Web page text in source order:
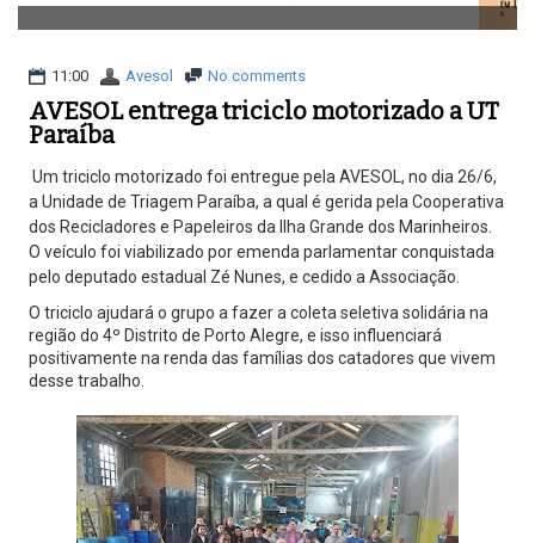
v
i
a
t
i
11:00 Avesol No comments
AVESOL entrega triciclo motorizado a UT
Paraíba
Um triciclo motorizado foi entregue pela AVESOL, no dia 26/6,
a Unidade de Triagem Paraíba, a qual é gerida pela Cooperativa
dos Recicladores e Papeleiros da Ilha Grande dos Marinheiros
O veículo foi viabilizado por emenda parlamentar conquistada
pelo deputado estadual Zé Nunes, e cedido a Associação.
O triciclo ajudará o grupo a fazer a coleta seletiva solidária na
região do 4º Distrito de Porto Alegre, e isso influenciará
positivamente na renda das famílias dos catadores que vivem
desse trabalho.